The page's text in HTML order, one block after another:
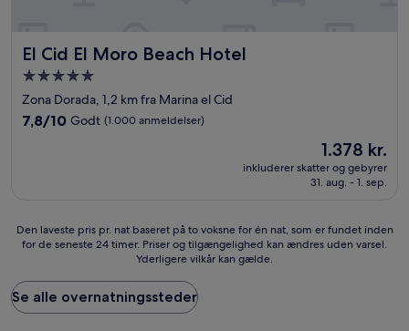
El Cid El Moro Beach Hotel
El Cid El Moro Beach Hotel
5.0-
stjernet
overnatningssted
Zona Dorada, 1,2 km fra Marina el Cid
7.8
7,8/10 Godt (1.000 anmeldelser)
Prisen
er
1.378 kr.
1.378 kr.
inkluderer skatter og gebyrer
31. aug. - 1. sep.
Den
laveste
pr.
nat
baseret
Den laveste pris pr. nat baseret på to voksne for én nat, som er fundet inden
for de seneste 24 timer. Priser og tilgængelighed kan ændres uden varsel.
Yderligere vilkår kan gælde.
Se alle overnatningssteder